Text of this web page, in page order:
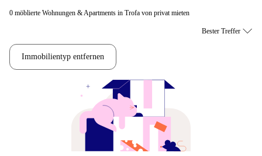
0 möblierte Wohnungen & Apartments in Trofa von privat mieten
Immobilientyp entfernen